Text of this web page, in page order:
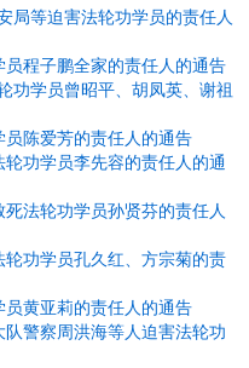
局等迫害法轮功学员的责任人
程子鹏全家的责任人的通告
功学员曾昭平、胡凤英、谢祖
陈爱芳的责任人的通告
功学员李先容的责任人的通
法轮功学员孙贤芬的责任人
功学员孔久红、方宗菊的责
黄亚莉的责任人的通告
警察周洪海等人迫害法轮功